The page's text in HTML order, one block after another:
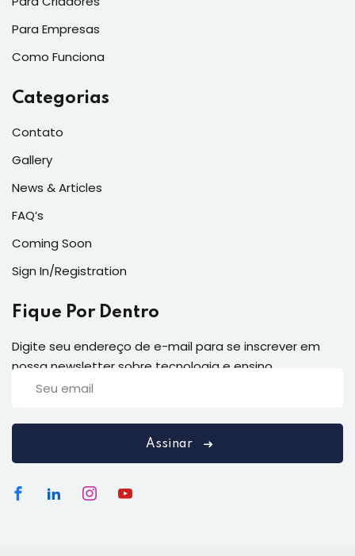
Para Empresas
Como Funciona
Categorias
Contato
Gallery
News & Articles
FAQ’s
Coming Soon
Sign In/Registration
Fique Por Dentro
Digite seu endereço de e-mail para se inscrever em
nossa newsletter sobre tecnologia e ensino
Assinar